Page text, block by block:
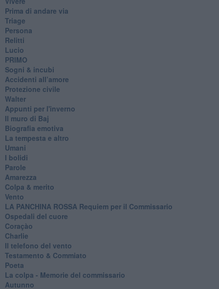
Prima di andare via
Triage
Persona
Relitti
Lucio
PRIMO
Sogni & incubi
Accidenti all’amore
Protezione civile
Walter
Appunti per l'inverno
Il muro di Baj
Biografia emotiva
La tempesta e altro
Umani
I bolidi
Parole
Amarezza
Colpa & merito
Vento
​LA PANCHINA ROSSA Requiem per il Commissario
Ospedali del cuore
Coraçào
Charlie
Il telefono del vento
Testamento & Commiato
Poeta
​La colpa - Memorie del commissario
Autunno